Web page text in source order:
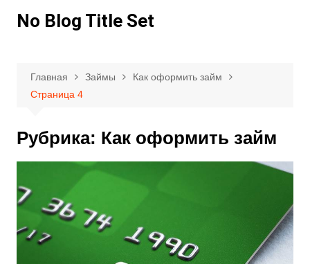
No Blog Title Set
Главная Займы
Как оформить займ
Страница 4
Рубрика: Как оформить займ